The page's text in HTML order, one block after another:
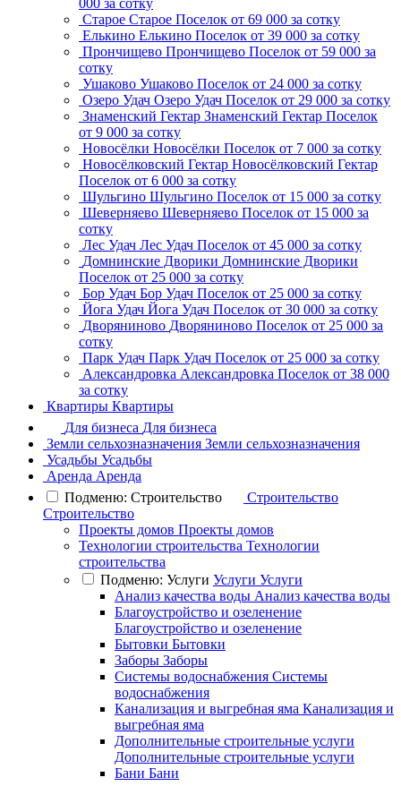
000 за сотку
Старое Старое Поселок от 69 000 за сотку
Елькино Елькино Поселок от 39 000 за сотку
Прончищево Прончищево Поселок от 59 000 за
сотку
Ушаково Ушаково Поселок от 24 000 за сотку
Озеро Удач Озеро Удач Поселок от 29 000 за сотку
Знаменский Гектар Знаменский Гектар Поселок
от 9 000 за сотку
Новосёлки Новосёлки Поселок от 7 000 за сотку
Новосёлковский Гектар Новосёлковский Гектар
Поселок от 6 000 за сотку
Шульгино Шульгино Поселок от 15 000 за сотку
Шеверняево Шеверняево Поселок от 15 000 за
сотку
Лес Удач Лес Удач Поселок от 45 000 за сотку
Домнинские Дворики Домнинские Дворики
Поселок от 25 000 за сотку
Бор Удач Бор Удач Поселок от 25 000 за сотку
Йога Удач Йога Удач Поселок от 30 000 за сотку
Дворяниново Дворяниново Поселок от 25 000 за
сотку
Парк Удач Парк Удач Поселок от 25 000 за сотку
Александровка Александровка Поселок от 38 000
за сотку
Квартиры Квартиры
Для бизнеса Для бизнеса
Земли сельхозназначения Земли сельхозназначения
Усадьбы Усадьбы
Аренда Аренда
Подменю: Строительство
Строительство
Строительство
Проекты домов Проекты домов
Технологии строительства Технологии
строительства
Подменю: Услуги Услуги Услуги
Анализ качества воды Анализ качества воды
Благоустройство и озеленение
Благоустройство и озеленение
Бытовки Бытовки
Заборы Заборы
Системы водоснабжения Системы
водоснабжения
Канализация и выгребная яма Канализация и
выгребная яма
Дополнительные строительные услуги
Дополнительные строительные услуги
Бани Бани